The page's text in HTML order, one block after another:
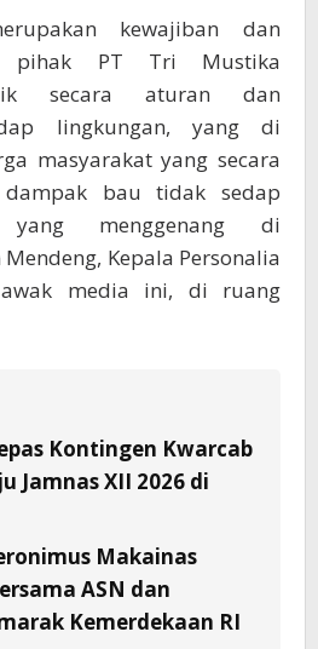
kewajiban dan
pihak PT Tri Mustika
secara aturan dan
lingkungan, yang di
masyarakat yang secara
dampak bau tidak sedap
menggenang di
Kepala Personalia
media ini, di ruang
Kontingen Kwarcab
Jamnas XII 2026 di
Makainas
ASN dan
Kemerdekaan RI